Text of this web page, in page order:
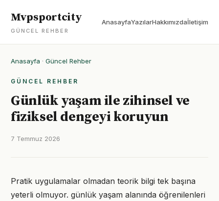
Mvpsportcity
GÜNCEL REHBER
AnasayfaYazılarHakkımızdaİletişim
Anasayfa · Güncel Rehber
GÜNCEL REHBER
Günlük yaşam ile zihinsel ve
fiziksel dengeyi koruyun
7 Temmuz 2026
Pratik uygulamalar olmadan teorik bilgi tek başına
yeterli olmuyor. günlük yaşam alanında öğrenilenleri